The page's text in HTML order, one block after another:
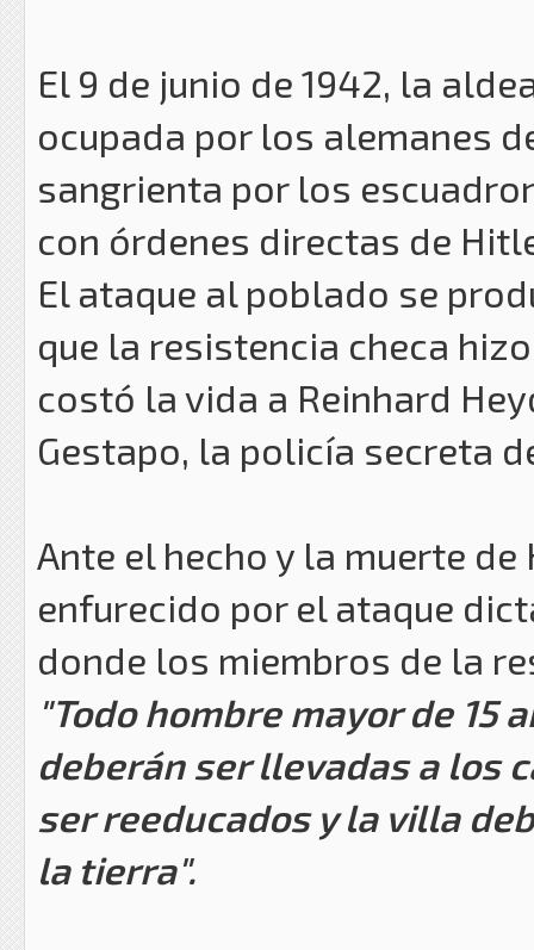
El 9 de junio de 1942, la
ocupada por los alemanes
sangrienta por los
con órdenes directas de
El ataque al poblado se
que la resistencia checa
costó la vida a Reinhard
Gestapo, la policía secreta
Ante el hecho y la muerte
enfurecido por el ataque
donde los miembros de la
"Todo hombre mayor de 15
deberán ser llevadas a los
ser reeducados y la villa
la tierra".